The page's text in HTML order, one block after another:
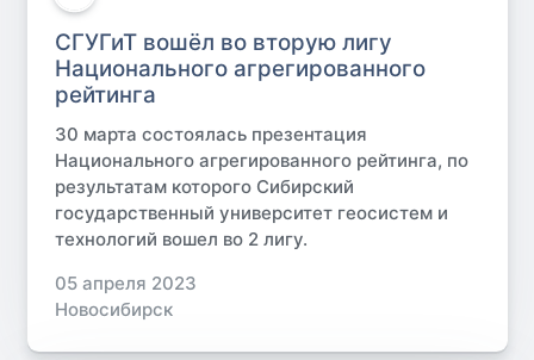
СГУГиТ вошёл во вторую лигу
Национального агрегированного
рейтинга
30 марта состоялась презентация
Национального агрегированного рейтинга, по
результатам которого Сибирский
государственный университет геосистем и
технологий вошел во 2 лигу.
05 апреля 2023
Новосибирск